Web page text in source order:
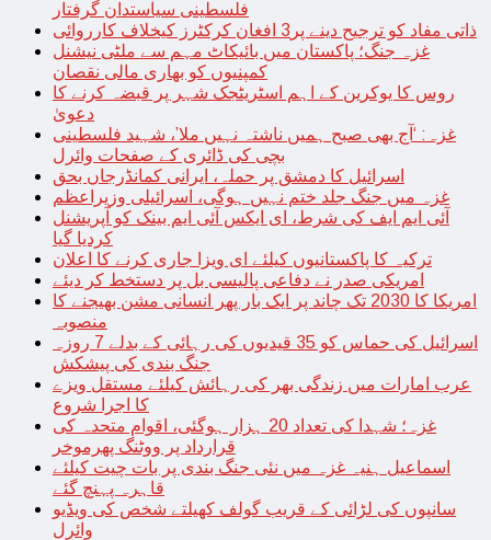
فلسطینی سیاستدان گرفتار
ذاتی مفاد کو ترجیح دینے پر3 افغان کرکٹرز کیخلاف کارروائی
غزہ جنگ؛ پاکستان میں بائیکاٹ مہم سے ملٹی نیشنل
کمپنیوں کو بھاری مالی نقصان
روس کا یوکرین کے اہم اسٹریٹجک شہر پر قبضہ کرنے کا
دعویٰ
غزہ: ‘آج بھی صبح ہمیں ناشتہ نہیں ملا’، شہید فلسطینی
بچی کی ڈائری کے صفحات وائرل
اسرائیل کا دمشق پر حملہ، ایرانی کمانڈرجاں بحق
غزہ میں جنگ جلد ختم نہیں ہوگی، اسرائیلی وزیراعظم
آئی ایم ایف کی شرط، ای ایکس آئی ایم بینک کو آپریشنل
کردیا گیا
ترکیہ کا پاکستانیوں کیلئے ای ویزا جاری کرنے کا اعلان
امریکی صدر نے دفاعی پالیسی بل پر دستخط کر دیئے
امریکا کا 2030 تک چاند پر ایک بار پھر انسانی مشن بھیجنے کا
منصوبہ
اسرائیل کی حماس کو 35 قیدیوں کی رہائی کے بدلے 7 روزہ
جنگ بندی کی پیشکش
عرب امارات میں زندگی بھر کی رہائش کیلئے مستقل ویزے
کا اجرا شروع
غزہ؛ شہدا کی تعداد 20 ہزار ہوگئی، اقوام متحدہ کی
قرارداد پر ووٹنگ پھرموخر
اسماعیل ہنیہ غزہ میں نئی جنگ بندی پر بات چیت کیلئے
قاہرہ پہنچ گئے
سانپوں کی لڑائی کے قریب گولف کھیلتے شخص کی ویڈیو
وائرل